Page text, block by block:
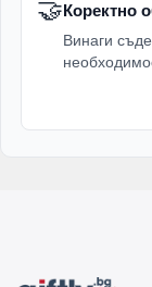
🤝Коректно
Винаги